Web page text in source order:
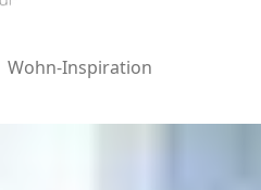
Wohn-Inspiration